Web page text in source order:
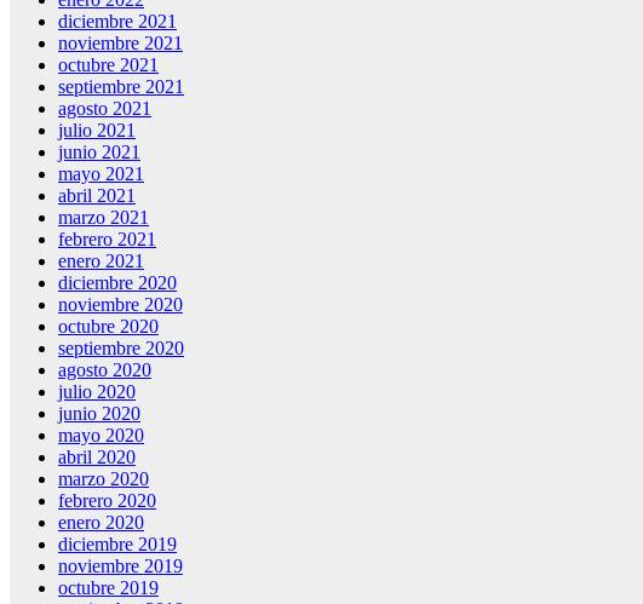
diciembre 2021
noviembre 2021
octubre 2021
septiembre 2021
agosto 2021
julio 2021
junio 2021
mayo 2021
abril 2021
marzo 2021
febrero 2021
enero 2021
diciembre 2020
noviembre 2020
octubre 2020
septiembre 2020
agosto 2020
julio 2020
junio 2020
mayo 2020
abril 2020
marzo 2020
febrero 2020
enero 2020
diciembre 2019
noviembre 2019
octubre 2019